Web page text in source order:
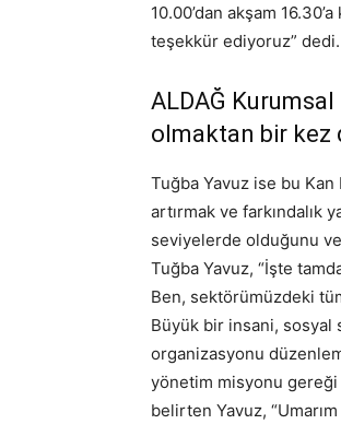
10.00’dan akşam
teşekkür ediyoruz” dedi.
ALDAĞ
olmaktan bir kez
Tuğba Yavuz ise bu Kan
artırmak ve farkındalık
seviyelerde olduğunu
Tuğba Yavuz, “İşte
Ben, sektörümüzdeki
Büyük bir insani, sosyal
organizasyonu
yönetim misyonu
belirten Yavuz,